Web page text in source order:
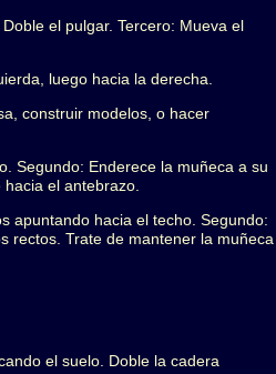
el pulgar. Tercero: Mueva el
luego hacia la derecha.
construir modelos, o hacer
Segundo: Enderece la muñeca a su
el antebrazo.
apuntando hacia el techo. Segundo:
rectos. Trate de mantener la muñeca
el suelo. Doble la cadera